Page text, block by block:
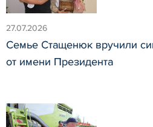
27.07.2026
Семье Стащенюк вручили
от имени Президента